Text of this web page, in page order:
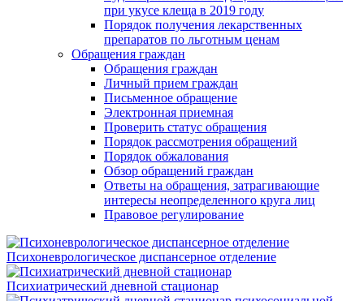
при укусе клеща в 2019 году
Порядок получения лекарственных
препаратов по льготным ценам
Обращения граждан
Обращения граждан
Личный прием граждан
Письменное обращение
Электронная приемная
Проверить статус обращения
Порядок рассмотрения обращений
Порядок обжалования
Обзор обращений граждан
Ответы на обращения, затрагивающие
интересы неопределенного круга лиц
Правовое регулирование
Психоневрологическое диспансерное отделение
Психиатрический дневной стационар